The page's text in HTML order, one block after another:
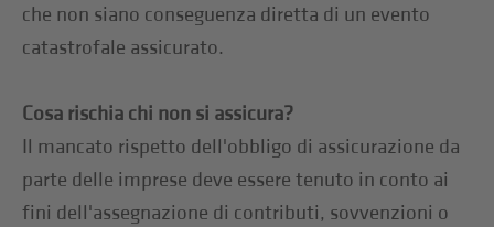
che non siano conseguenza diretta di un evento
catastrofale assicurato.
Cosa rischia chi non si assicura?
Il mancato rispetto dell'obbligo di assicurazione da
parte delle imprese deve essere tenuto in conto ai
fini dell'assegnazione di contributi, sovvenzioni o